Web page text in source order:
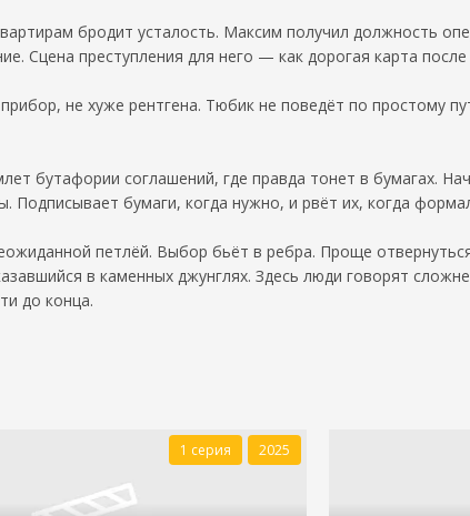
бродит усталость. Максим получил должность
Сцена преступления для него — как дорогая карта
не хуже рентгена. Тюбик не поведёт по простому
бутафории соглашений, где правда тонет в бумагах.
бумаги, когда нужно, и рвёт их, когда
петлёй. Выбор бьёт в ребра. Проще
в каменных джунглях. Здесь люди говорят
до конца.
1 серия 2025